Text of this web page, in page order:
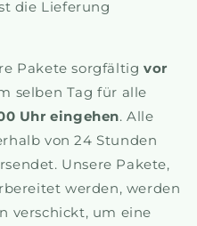
die Lieferung
Pakete sorgfältig vor
selben Tag für alle
Uhr eingehen. Alle
von 24 Stunden
Unsere Pakete,
werden, werden
verschickt, um eine